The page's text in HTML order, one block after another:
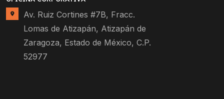
Av. Ruiz Cortines #7B, Fracc.
Lomas de Atizapán, Atizapán de
Zaragoza, Estado de México, C.P.
52977